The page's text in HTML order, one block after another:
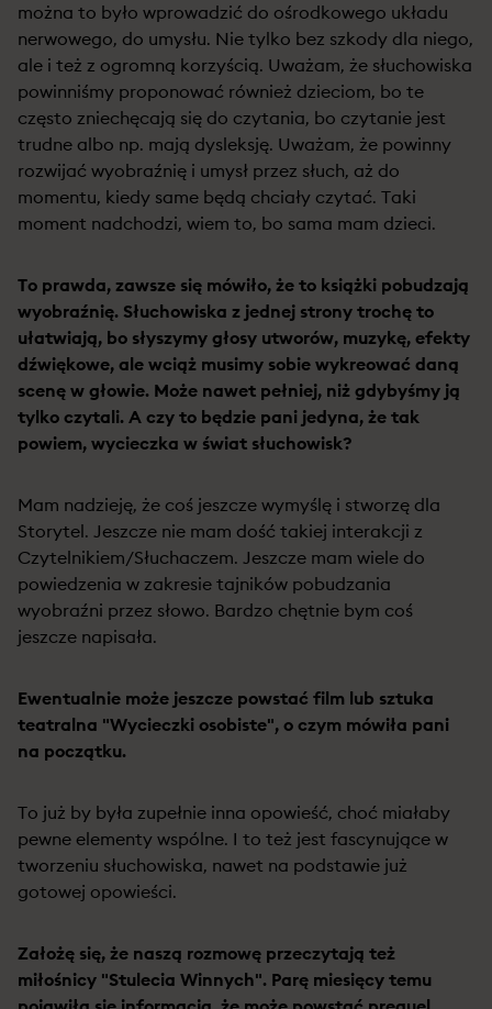
można to było wprowadzić do ośrodkowego układu
nerwowego, do umysłu. Nie tylko bez szkody dla niego,
ale i też z ogromną korzyścią. Uważam, że słuchowiska
powinniśmy proponować również dzieciom, bo te
często zniechęcają się do czytania, bo czytanie jest
trudne albo np. mają dysleksję. Uważam, że powinny
rozwijać wyobraźnię i umysł przez słuch, aż do
momentu, kiedy same będą chciały czytać. Taki
moment nadchodzi, wiem to, bo sama mam dzieci.
To prawda, zawsze się mówiło, że to książki pobudzają
wyobraźnię. Słuchowiska z jednej strony trochę to
ułatwiają, bo słyszymy głosy utworów, muzykę, efekty
dźwiękowe, ale wciąż musimy sobie wykreować daną
scenę w głowie. Może nawet pełniej, niż gdybyśmy ją
tylko czytali. A czy to będzie pani jedyna, że tak
powiem, wycieczka w świat słuchowisk?
Mam nadzieję, że coś jeszcze wymyślę i stworzę dla
Storytel. Jeszcze nie mam dość takiej interakcji z
Czytelnikiem/Słuchaczem. Jeszcze mam wiele do
powiedzenia w zakresie tajników pobudzania
wyobraźni przez słowo. Bardzo chętnie bym coś
jeszcze napisała.
Ewentualnie może jeszcze powstać film lub sztuka
teatralna "Wycieczki osobiste", o czym mówiła pani
na początku.
To już by była zupełnie inna opowieść, choć miałaby
pewne elementy wspólne. I to też jest fascynujące w
tworzeniu słuchowiska, nawet na podstawie już
gotowej opowieści.
Założę się, że naszą rozmowę przeczytają też
miłośnicy "Stulecia Winnych". Parę miesięcy temu